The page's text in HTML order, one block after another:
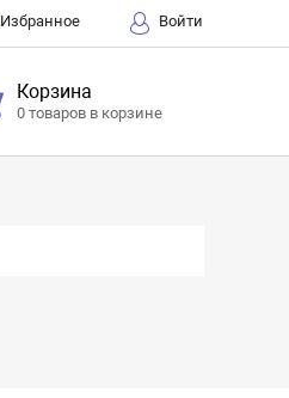
Избранное Войти
Корзина
0 товаров в корзине